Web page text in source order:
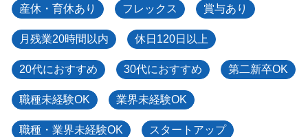
産休・育休あり フレックス 賞与あり
月残業20時間以内 休日120日以上
20代におすすめ 30代におすすめ 第二新卒OK
職種未経験OK 業界未経験OK
職種・業界未経験OK スタートアップ